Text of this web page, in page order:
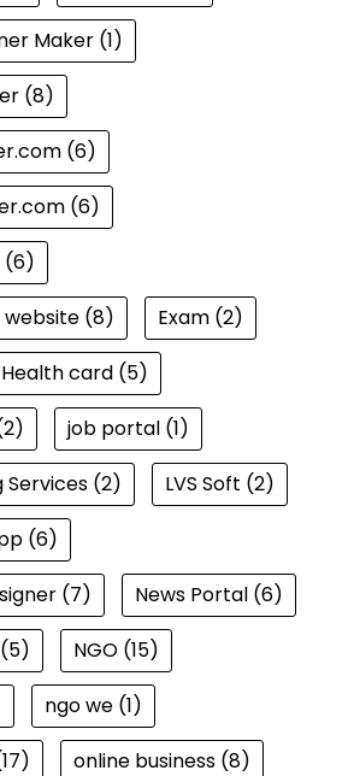
Maker(1)
(8)
(6)
(6)
(6)
(8) Exam(2)
Health card(5)
job portal(1)
Services(2) LVS Soft (2)
(6)
(7) News Portal(6)
NGO(15)
ngo we(1)
online business(8)